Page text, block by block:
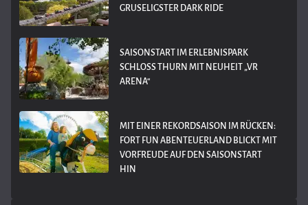
GRUSELIGSTER DARK RIDE
SAISONSTART IM ERLEBNISPARK
SCHLOSS THURN MIT NEUHEIT „VR
ARENA“
MIT EINER REKORDSAISON IM RÜCKEN:
FORT FUN ABENTEUERLAND BLICKT MIT
VORFREUDE AUF DEN SAISONSTART
HIN